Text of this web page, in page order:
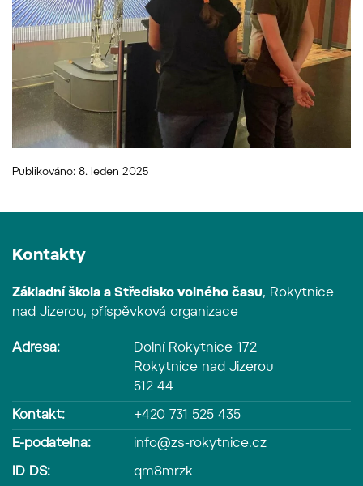
Publikováno: 8. leden 2025
Kontakty
Základní škola a Středisko volného času, Rokytnice
nad Jizerou, příspěvková organizace
Adresa:
Dolní Rokytnice 172
Rokytnice nad Jizerou
512 44
Kontakt: +420 731 525 435
E-podatelna: info@zs-rokytnice.cz
ID DS: qm8mrzk